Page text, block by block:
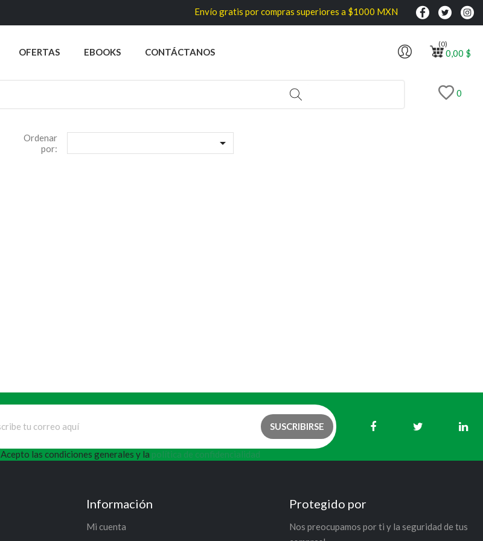
Envío gratis por compras superiores a $1000 MXN
OFERTAS EBOOKS CONTÁCTANOS 0,00 $
(0)
0
Ordenar
por:

Acepto las condiciones generales y la política de confidencialidad
Información
Mi cuenta
Protegido por
Nos preocupamos por ti y la seguridad de tus